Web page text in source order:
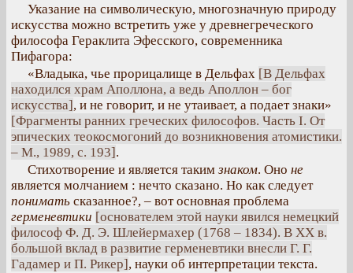
Указание на символическую, многозначную природу
искусства можно встретить уже у древнегреческого
философа Гераклита Эфесского, современника
Пифагора:
«Владыка, чье прорицалище в Дельфах [В Дельфах
находился храм Аполлона, а ведь Аполлон – бог
искусства], и не говорит, и не утаивает, а подает знаки»
[Фрагменты ранних греческих философов. Часть I. От
эпических теокосмогоний до возникновения атомистики.
– М., 1989, с. 193].
Стихотворение и является таким знаком. Оно не
является молчанием : нечто сказано. Но как следует
понимать сказанное?, – вот основная проблема
герменевтики [основателем этой науки явился немецкий
философ Ф. Д. Э. Шлейермахер (1768 – 1834). В ХХ в.
большой вклад в развитие герменевтики внесли Г. Г.
Гадамер и П. Рикер], науки об интерпретации текста.